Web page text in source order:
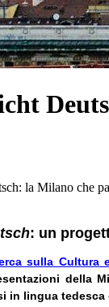
la Milano che
: un
sulla Cultura
della
in lingua tedesca